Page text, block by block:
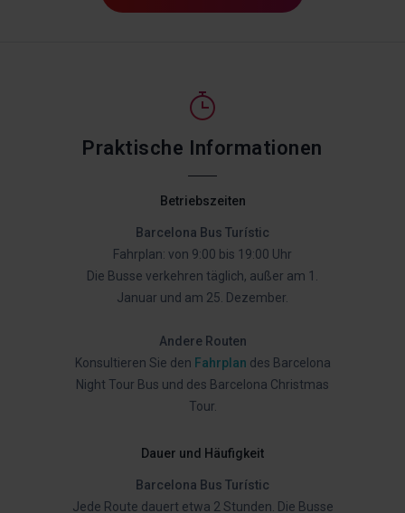
Praktische Informationen
Betriebszeiten
Barcelona Bus Turístic
Fahrplan: von 9:00 bis 19:00 Uhr
Die Busse verkehren täglich, außer am 1.
Januar und am 25. Dezember.
Andere Routen
Konsultieren Sie den Fahrplan des Barcelona
Night Tour Bus und des Barcelona Christmas
Tour.
Dauer und Häufigkeit
Barcelona Bus Turístic
Jede Route dauert etwa 2 Stunden. Die Busse